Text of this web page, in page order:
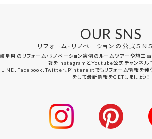
OUR SNS
リフォーム・リノベーションの公式ＳＮ
岐阜県のリフォーム・リノベーション実例のルームツアーや施工
報をInstagramとYoutube公式チャンネル
LINE、Facebook、Twitter、Pinterestでもリフォーム情報を発
をして最新情報をGETしましょう！